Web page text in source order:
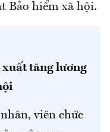
Bảo hiểm xã hội.
xuất tăng lương
viên chức